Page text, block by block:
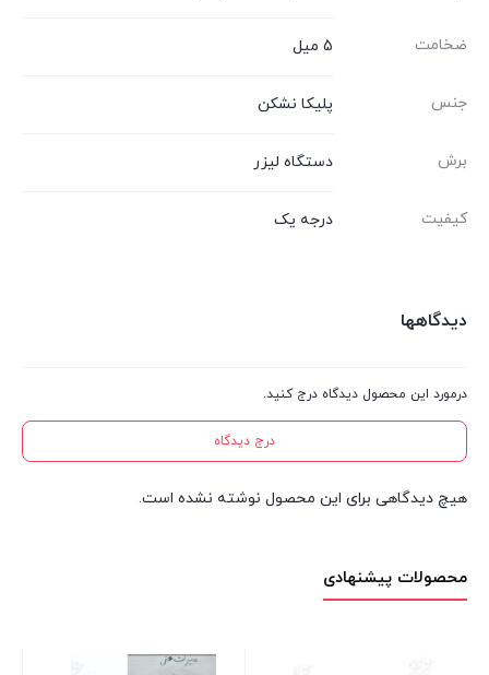
ضخامت 5 میل
جنس پلیکا نشکن
برش دستگاه لیزر
کیفیت درجه یک
دیدگاهها
درمورد این محصول دیدگاه درج کنید.
درج دیدگاه
هیچ دیدگاهی برای این محصول نوشته نشده است.
محصولات پیشنهادی